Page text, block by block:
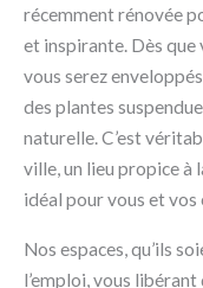
récemment rénovée
et inspirante. Dès que
vous serez
des plantes
naturelle. C’est
ville, un lieu propice à
idéal pour vous et vos
Nos espaces, qu’ils
l’emploi, vous